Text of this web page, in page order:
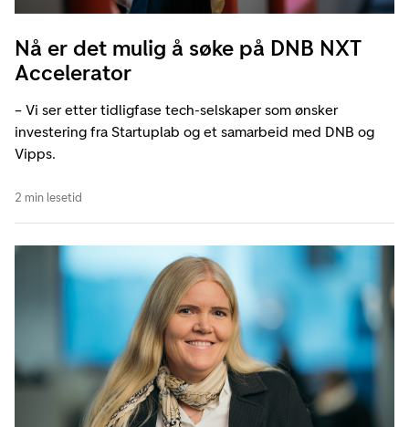
Nå er det mulig å søke på DNB NXT
Accelerator
– Vi ser etter tidligfase tech-selskaper som ønsker
investering fra Startuplab og et samarbeid med DNB og
Vipps.
2 min lesetid